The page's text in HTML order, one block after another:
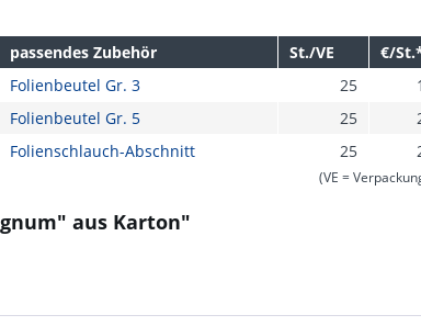
passendes Zubehör St./VE €/
Folienbeutel Gr. 3 25
Folienbeutel Gr. 5 25
Folienschlauch-Abschnitt 25
(VE =
aus Karton"